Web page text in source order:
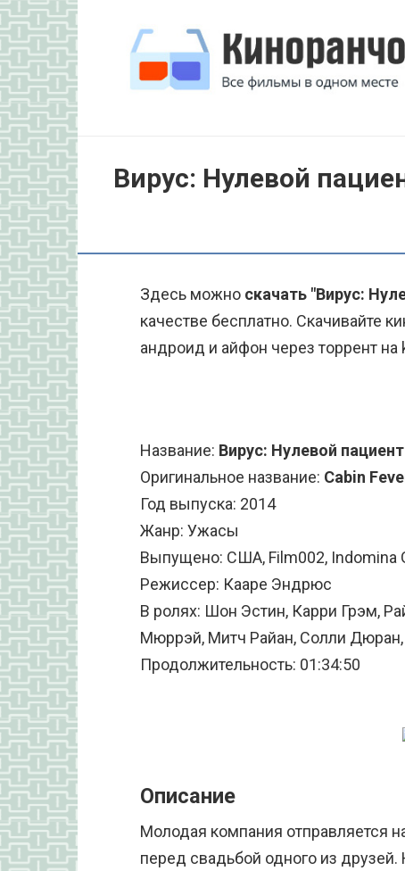
Перейти
к
контенту
Вирус: Нулевой
Здесь можно скачать "Вирус:
качестве бесплатно. Скачивайте
андроид и айфон через торрент на
Название: Вирус: Нулевой
Оригинальное название: Cabin
Год выпуска: 2014
Жанр: Ужасы
Выпущено: США, Film002, Indomina
Режиссер: Кааре Эндрюс
В ролях: Шон Эстин, Карри Грэм,
Мюррэй, Митч Райан, Солли
Продолжительность: 01:34:50
Описание
Молодая компания отправляется
перед свадьбой одного из друзей.